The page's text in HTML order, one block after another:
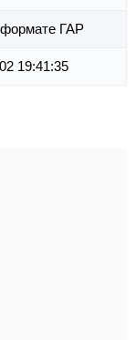
ГАР
19:41:35